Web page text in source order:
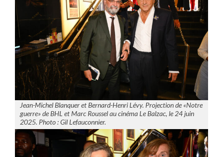
Jean-Michel Blanquer et Bernard-Henri Lévy. Projection de «Notre
guerre» de BHL et Marc Roussel au cinéma Le Balzac, le 24 juin
2025. Photo : Gil Lefauconnier.